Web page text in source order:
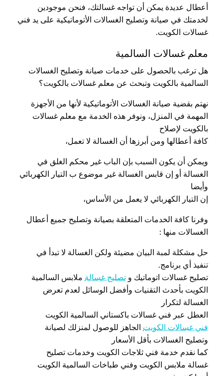
أعطال عديدة يمكن أن تواجه غسالتك، فنحن موجودين
لخدمتك في صيانة وتصليح الغسالات الأتوماتيكية على يد فني
غسالات الكويت.
معلم غسالات السالمية
هل ترغب بالحصول على خدمات صيانة وتصليح الغسالات
السالمية بالكويت وتبحث عن معلم غسالات بالكويت؟
نهتم بقضية صيانة الغسالات الأتوماتيكية لأنها من الأجهزة
المهمة في المنزل، ونوفر هذه الخدمة مع معلم غسالات
بالكويت لإصلاح
كافة أعطالها ومن أبرزها أن الغسالة لا تعمل،
ويمكن أن يكون السبب بإن الباب غير محكم الغلق في
الغسالة أو إن قابس الغسالة غير موضوع ب التيار الكهربائي
وأيضا
إن التيار الكهربائي لا يعمل من الأساس،
وفرنا كافة الخدمات المتعلقة بصيانة وتصليح جميع أعطال
الغسالات منها :
حل مشكلة لمبة البيان مضيئة ولكن الغسالة لا تبدأ في
تنفيذ أي برنامج.
تصليح غسالات اتوماتيك و تصليح غسالة ملابس السالمية
الكويت بأحدث التقنيات وأفضل الوسائل لعدم تعرض
الغسالة لتكرار
العطل عبر فني غسالات باكستاني السالمية الكويت
فني غسالات الكويت الجاهز للوصول لمنزلك لصيانة
وتصليح الغسالات بأقل الأسعار
كما نقدم خدمة فني ثلاجات الكويت وخدمات تصليح
غسالة ملابس الكويت وفني طباخات السالمية الكويت